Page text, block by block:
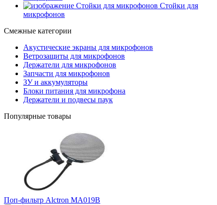
Стойки для
микрофонов
Смежные категории
Акустические экраны для микрофонов
Ветрозащиты для микрофонов
Держатели для микрофонов
Запчасти для микрофонов
ЗУ и аккумуляторы
Блоки питания для микрофона
Держатели и подвесы паук
Популярные товары
Поп-фильтр Alctron MA019B